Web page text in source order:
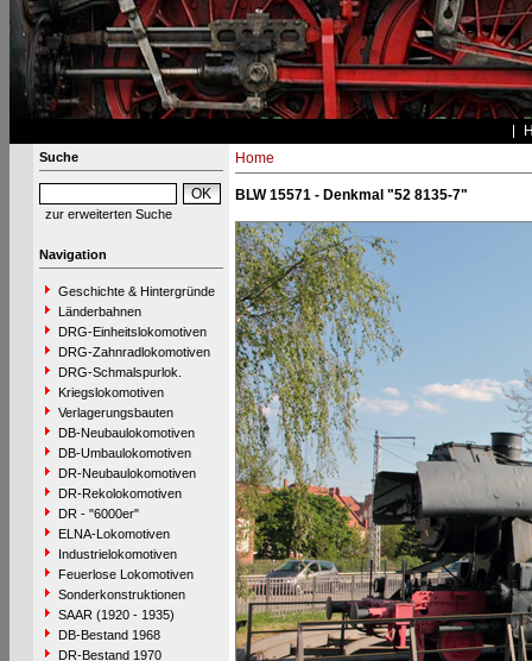
Suche
zur erweiterten Suche
Navigation
Geschichte & Hintergründe
Länderbahnen
DRG-Einheitslokomotiven
DRG-Zahnradlokomotiven
DRG-Schmalspurlok.
Kriegslokomotiven
Verlagerungsbauten
DB-Neubaulokomotiven
DB-Umbaulokomotiven
DR-Neubaulokomotiven
DR-Rekolokomotiven
DR - "6000er"
ELNA-Lokomotiven
Industrielokomotiven
Feuerlose Lokomotiven
Sonderkonstruktionen
SAAR (1920 - 1935)
DB-Bestand 1968
DR-Bestand 1970
Home
BLW 15571 - Denkmal "52 8135-7"